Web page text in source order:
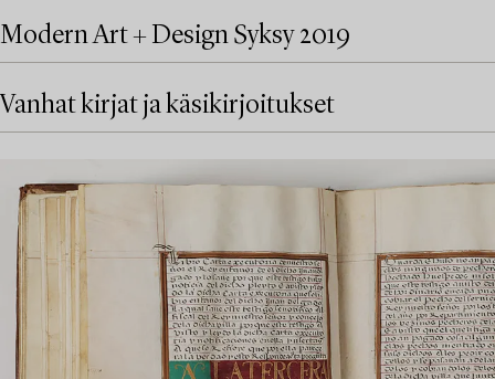
Modern Art + Design Syksy 2019
Vanhat kirjat ja käsikirjoitukset